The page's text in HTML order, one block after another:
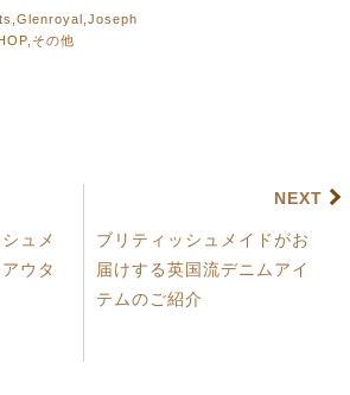
Glenroyal Joseph
その他
ュメ
ウタ
NEXT
ブリティッシュメイドがお
届けする英国流デニムアイ
テムのご紹介